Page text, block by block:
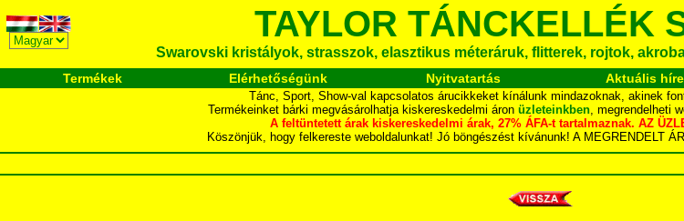
TAYLOR TÁNCKELLÉK
Swarovski kristályok, strasszok, elasztikus méteráruk, flitterek, rojtok,
Termékek Elérhetőségünk Nyitvatartás Aktuális
Tánc, Sport, Show-val kapcsolatos árucikkeket kínálunk mindazoknak, akinek
Termékeinket bárki megvásárolhatja kiskereskedelmi áron üzleteinkben, megrendelheti
A feltüntetett árak kiskereskedelmi árak, 27% ÁFA-t tartalmaznak. AZ
Köszönjük, hogy felkereste weboldalunkat! Jó böngészést kívánunk! A MEGRENDELT